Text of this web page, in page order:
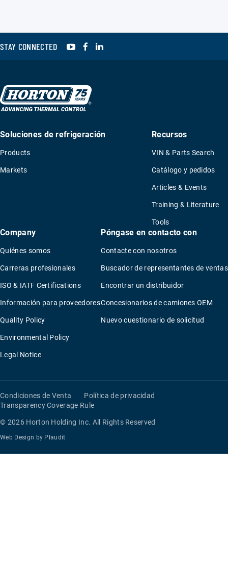
STAY CONNECTED YouTubeFacebook
Soluciones de refrigeración
Products
Markets
Recursos
VIN & Parts Search
Catálogo y pedidos
Articles & Events
Training & Literature
Tools
Company
Quiénes somos
Carreras profesionales
ISO & IATF Certifications
Información para proveedores
Quality Policy
Environmental Policy
Legal Notice
Póngase en contacto con
Contacte con nosotros
Buscador de representantes de ventas
Encontrar un distribuidor
Concesionarios de camiones OEM
Nuevo cuestionario de solicitud
Condiciones de Venta
Política de privacidad
Transparency Coverage Rule
© 2026 Horton Holding Inc. All Rights Reserved
Web Design by Plaudit